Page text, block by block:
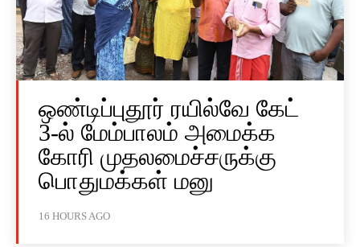
ஒண்டிப்புதூர் ரயில்வே கேட்
3-ல் மேம்பாலம் அமைக்க
கோரி முதலமைச்சருக்கு
பொதுமக்கள் மனு
16 HOURS AGO